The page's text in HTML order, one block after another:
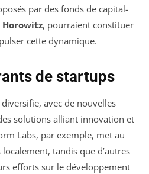
par des fonds de capital-
Horowitz, pourraient constituer
cette dynamique.
de startups
avec de nouvelles
solutions alliant innovation et
Labs, par exemple, met au
tandis que d’autres
efforts sur le développement